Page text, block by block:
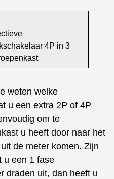
weten welke
u een extra 2P of 4P
om te
u heeft door naar het
de meter komen. Zijn
u een 1 fase
draden uit, dan heeft u